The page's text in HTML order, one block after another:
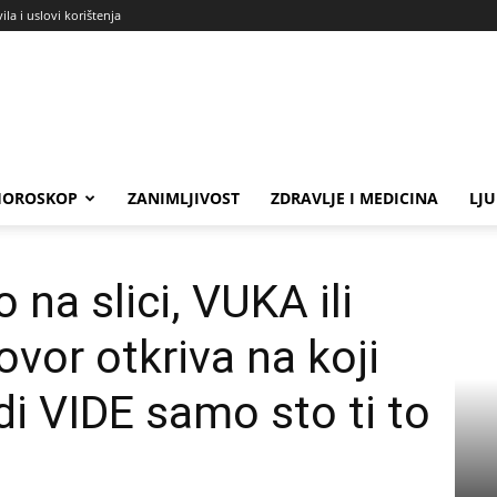
i uslovi korištenja
ZANIMLJIVOST ZDRAVLJE I MEDICINA
na slici, VUKA ili
otkriva na koji
VIDE samo sto ti to